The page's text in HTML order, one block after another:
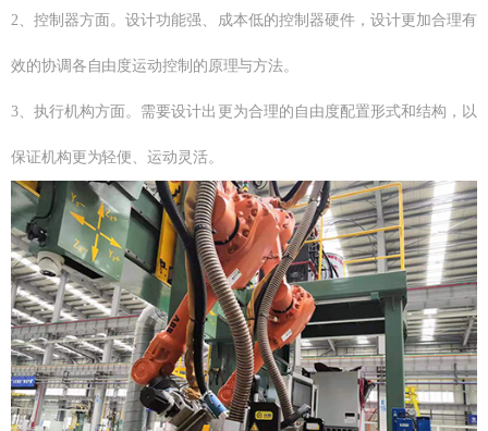
2、控制器方面。设计功能强、成本低的控制器硬件，设计更加合理有
效的协调各自由度运动控制的原理与方法。
3、执行机构方面。需要设计出更为合理的自由度配置形式和结构，以
保证机构更为轻便、运动灵活。